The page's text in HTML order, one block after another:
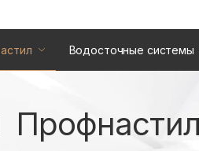
Водосточные системы
Профнастил